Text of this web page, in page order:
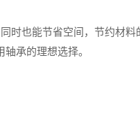
时也能节省空间，节约材料
承的理想选择。